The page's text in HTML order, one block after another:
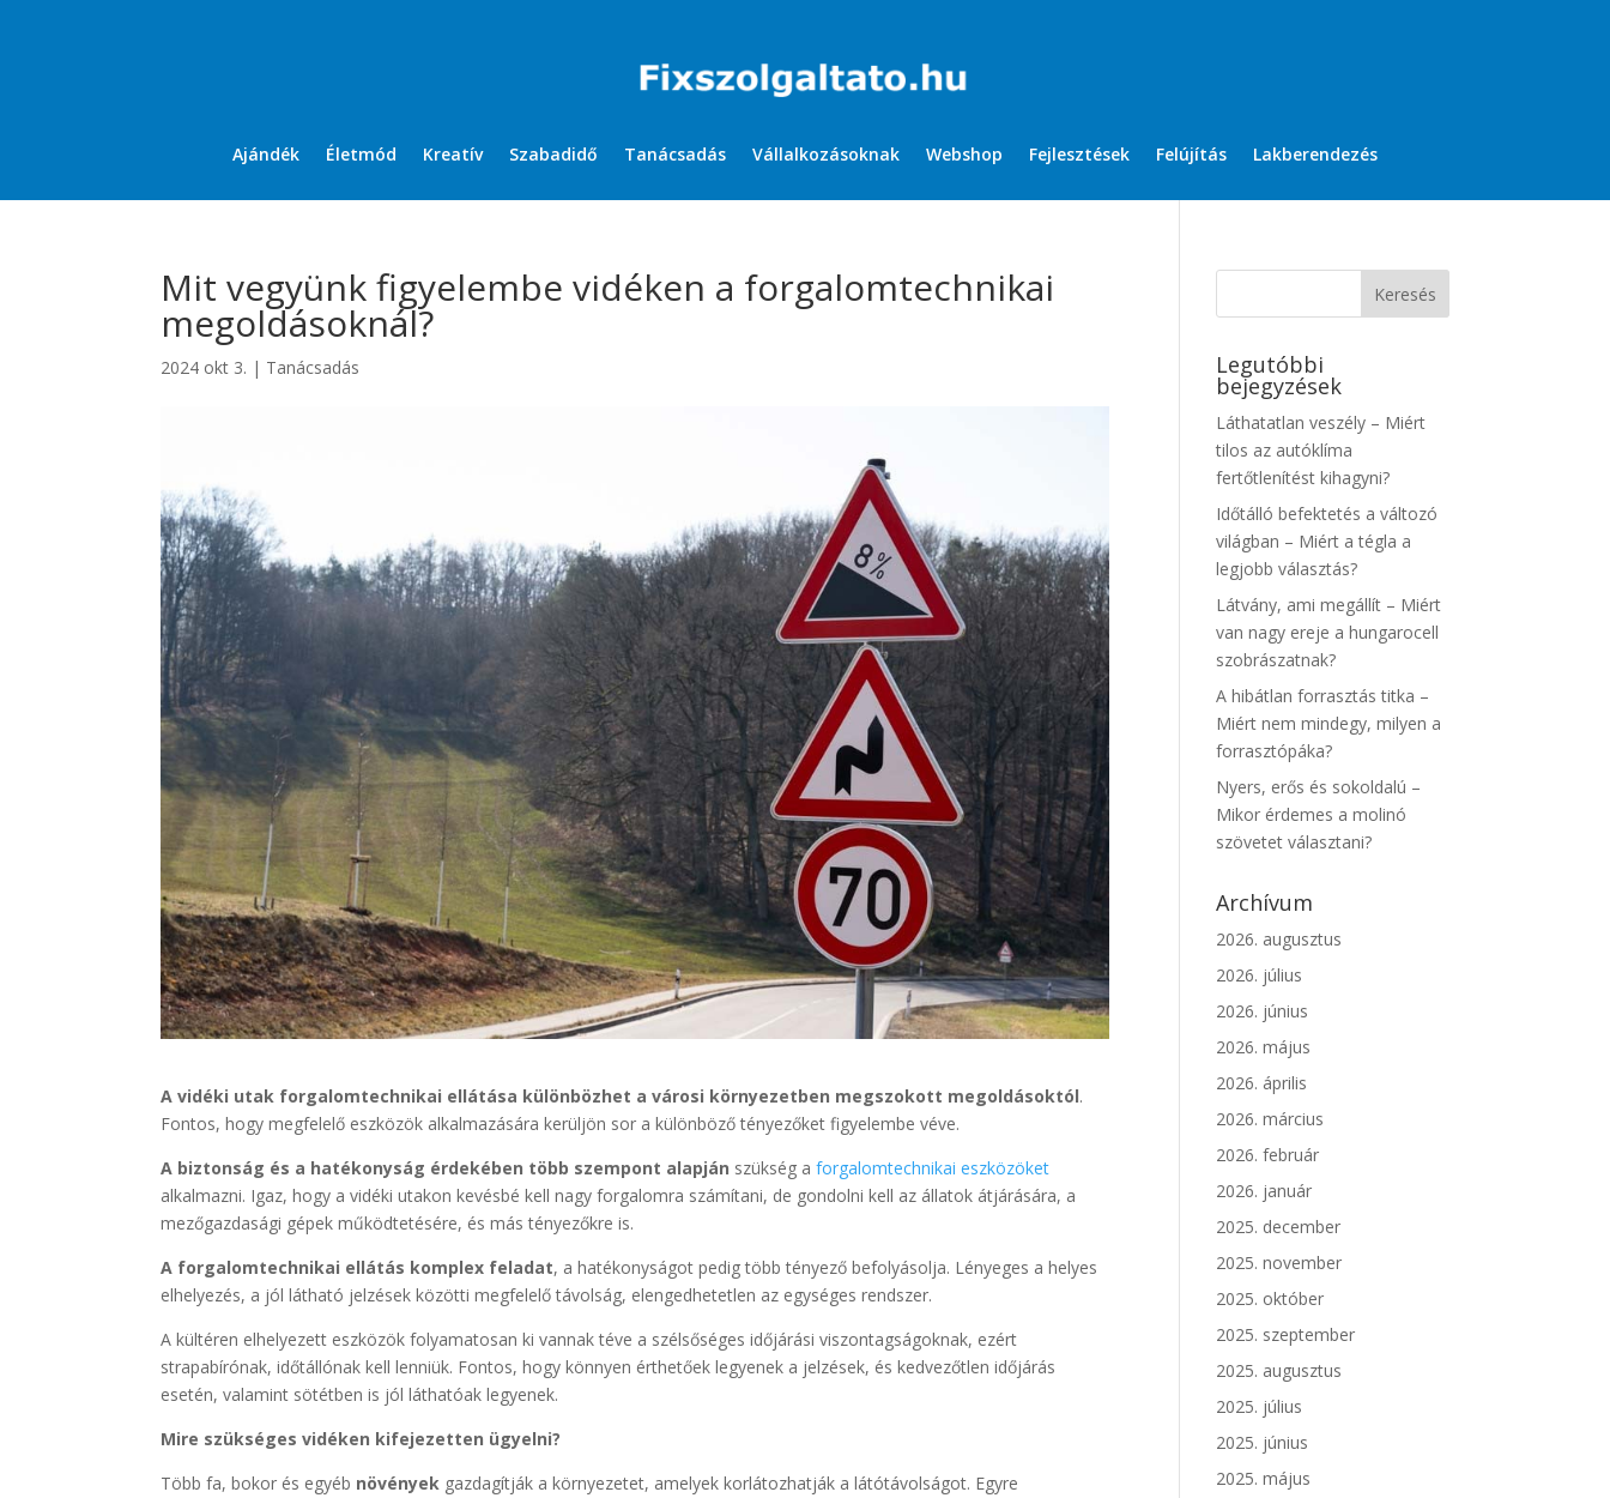
Ajándék Életmód Kreatív Szabadidő Tanácsadás Vállalkozásoknak Webshop Fejlesztések Felújítás Lakberendezés
Mit vegyünk figyelembe vidéken a forgalomtechnikai
megoldásoknál?
2024 okt 3. | Tanácsadás
A vidéki utak forgalomtechnikai ellátása különbözhet a városi környezetben megszokott megoldásoktól.
Fontos, hogy megfelelő eszközök alkalmazására kerüljön sor a különböző tényezőket figyelembe véve.
A biztonság és a hatékonyság érdekében több szempont alapján szükség aforgalomtechnikai eszközöket
alkalmazni. Igaz, hogy a vidéki utakon kevésbé kell nagy forgalomra számítani, de gondolni kell az állatok átjárására, a
mezőgazdasági gépek működtetésére, és más tényezőkre is.
A forgalomtechnikai ellátás komplex feladat, a hatékonyságot pedig több tényező befolyásolja. Lényeges a helyes
elhelyezés, a jól látható jelzések közötti megfelelő távolság, elengedhetetlen az egységes rendszer.
A kültéren elhelyezett eszközök folyamatosan ki vannak téve a szélsőséges időjárási viszontagságoknak, ezért
strapabírónak, időtállónak kell lenniük. Fontos, hogy könnyen érthetőek legyenek a jelzések, és kedvezőtlen időjárás
esetén, valamint sötétben is jól láthatóak legyenek.
Mire szükséges vidéken kifejezetten ügyelni?
Több fa, bokor és egyéb növények gazdagítják a környezetet, amelyek korlátozhatják a látótávolságot. Egyre
Legutóbbi
bejegyzések
Láthatatlan veszély – Miért
tilos az autóklíma
fertőtlenítést kihagyni?
Időtálló befektetés a változó
világban – Miért a tégla a
legjobb választás?
Látvány, ami megállít – Miért
van nagy ereje a hungarocell
szobrászatnak?
A hibátlan forrasztás titka –
Miért nem mindegy, milyen a
forrasztópáka?
Nyers, erős és sokoldalú –
Mikor érdemes a molinó
szövetet választani?
Archívum
2026. augusztus
2026. július
2026. június
2026. május
2026. április
2026. március
2026. február
2026. január
2025. december
2025. november
2025. október
2025. szeptember
2025. augusztus
2025. július
2025. június
2025. május